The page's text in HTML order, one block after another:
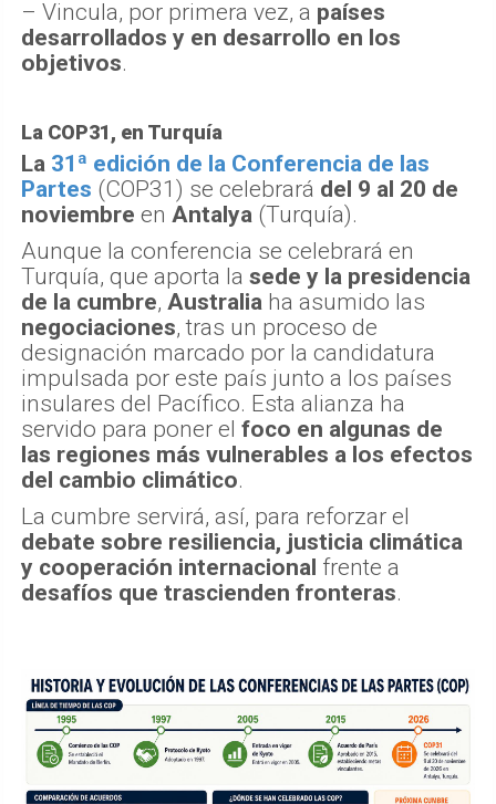
– Vincula, por primera vez, a países
desarrollados y en desarrollo en los
objetivos.
La COP31, en Turquía
La 31ª edición de la Conferencia de las
Partes (COP31) se celebrará del 9 al 20 de
noviembre en Antalya (Turquía).
Aunque la conferencia se celebrará en
Turquía, que aporta la sede y la presidencia
de la cumbre, Australia ha asumido las
negociaciones, tras un proceso de
designación marcado por la candidatura
impulsada por este país junto a los países
insulares del Pacífico. Esta alianza ha
servido para poner el foco en algunas de
las regiones más vulnerables a los efectos
del cambio climático.
La cumbre servirá, así, para reforzar el
debate sobre resiliencia, justicia climática
y cooperación internacional frente a
desafíos que trascienden fronteras.